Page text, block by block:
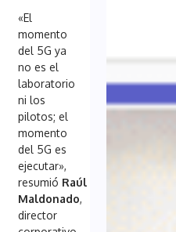
«El
momento
del 5G ya
no es el
laboratorio
ni los
pilotos; el
momento
del 5G es
ejecutar»,
resumió Raúl
Maldonado,
director